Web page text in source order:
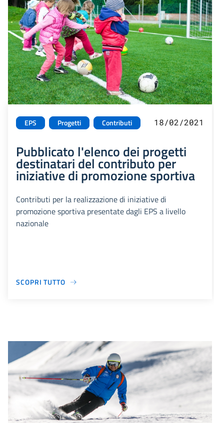
EPS Progetti Contributi 18/02/2021
Pubblicato l'elenco dei progetti
destinatari del contributo per
iniziative di promozione sportiva
Contributi per la realizzazione di iniziative di
promozione sportiva presentate dagli EPS a livello
nazionale
SCOPRI TUTTO